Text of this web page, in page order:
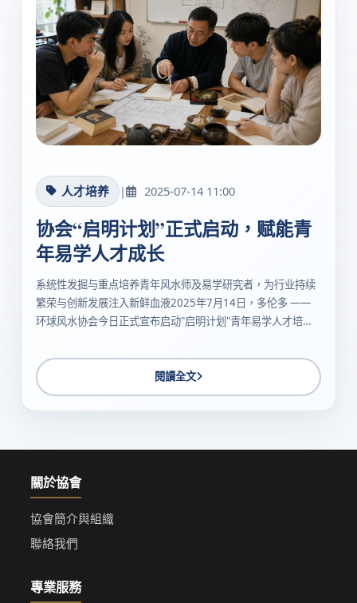
人才培养 | 2025-07-14 11:00
协会“启明计划”正式启动，赋能青
年易学人才成长
系统性发掘与重点培养青年风水师及易学研究者，为行业持续
繁荣与创新发展注入新鲜血液2025年7月14日，多伦多 ——
环球风水协会今日正式宣布启动"启明计划"青年易学人才培养
学研究者，为行业的持续繁荣与创新发展注入新鲜血液与持久
动力。该计划的启动标...
閱讀全文
關於協會
協會簡介與組織
聯絡我們
專業服務